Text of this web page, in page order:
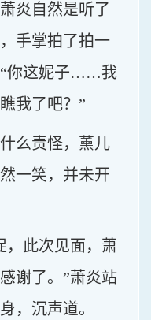
炎自然是听了
手掌拍了拍一
“你这妮子……我
我了吧？”
么责怪，薰儿
一笑，并未开
，此次见面，萧
谢了。”萧炎站
，沉声道。